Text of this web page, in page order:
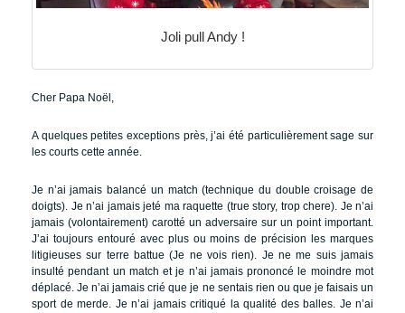
Joli pull Andy !
Cher Papa Noël,
A quelques petites exceptions près, j’ai été particulièrement sage sur
les courts cette année.
Je n’ai jamais balancé un match (technique du double croisage de
doigts). Je n’ai jamais jeté ma raquette (true story, trop chere). Je n’ai
jamais (volontairement) carotté un adversaire sur un point important.
J’ai toujours entouré avec plus ou moins de précision les marques
litigieuses sur terre battue (Je ne vois rien). Je ne me suis jamais
insulté pendant un match et je n’ai jamais prononcé le moindre mot
déplacé. Je n’ai jamais crié que je ne sentais rien ou que je faisais un
sport de merde. Je n’ai jamais critiqué la qualité des balles. Je n’ai